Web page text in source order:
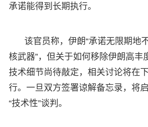
承诺能得到长期执行。
该官员称，伊朗“承诺无限期地
核武器”，但关于如何移除伊朗高丰
技术细节尚待敲定，相关讨论将在
行。一旦双方签署谅解备忘录，将
“技术性”谈判。